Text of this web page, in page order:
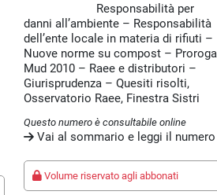
Responsabilità per
danni all’ambiente – Responsabilità
dell’ente locale in materia di rifiuti –
Nuove norme su compost – Proroga
Mud 2010 – Raee e distributori –
Giurisprudenza – Quesiti risolti,
Osservatorio Raee, Finestra Sistri
Questo numero è consultabile online
Vai al sommario e leggi il numero
Volume riservato agli abbonati